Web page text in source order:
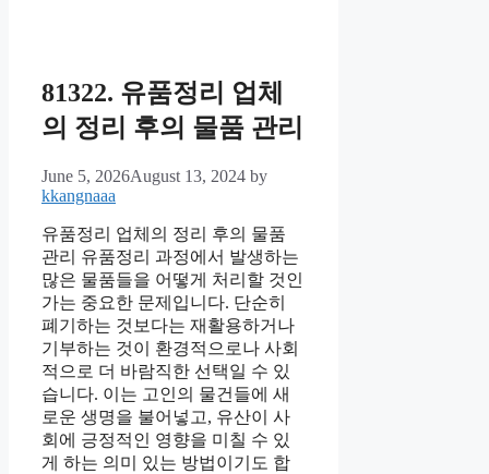
81322. 유품정리 업체
의 정리 후의 물품 관리
June 5, 2026August 13, 2024 by
kkangnaaa
유품정리 업체의 정리 후의 물품
관리 유품정리 과정에서 발생하는
많은 물품들을 어떻게 처리할 것인
가는 중요한 문제입니다. 단순히
폐기하는 것보다는 재활용하거나
기부하는 것이 환경적으로나 사회
적으로 더 바람직한 선택일 수 있
습니다. 이는 고인의 물건들에 새
로운 생명을 불어넣고, 유산이 사
회에 긍정적인 영향을 미칠 수 있
게 하는 의미 있는 방법이기도 합